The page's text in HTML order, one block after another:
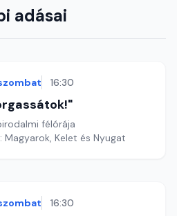
adásai
16:30
félórája
Magyarok, Kelet és Nyugat
16:30